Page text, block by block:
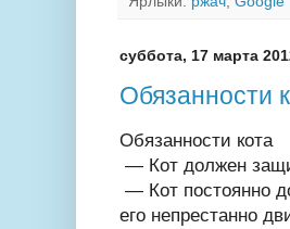
суббота, 17 марта
Обязанности
Обязанности кота
— Кот должен
— Кот постоянно
его непрестанно